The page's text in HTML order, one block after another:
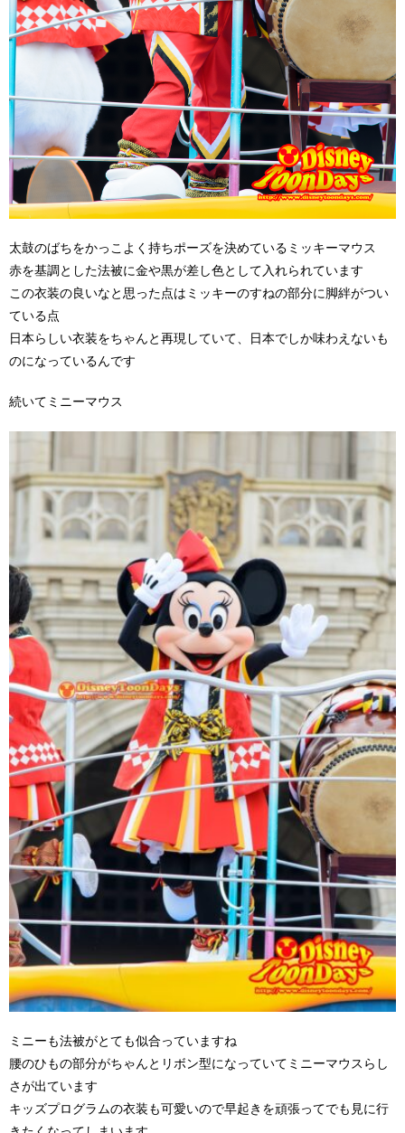
太鼓のばちをかっこよく持ちポーズを決めているミッキーマウス
赤を基調とした法被に金や黒が差し色として入れられています
この衣装の良いなと思った点はミッキーのすねの部分に脚絆がつい
ている点
日本らしい衣装をちゃんと再現していて、日本でしか味わえないも
のになっているんです
続いてミニーマウス
ミニーも法被がとても似合っていますね
腰のひもの部分がちゃんとリボン型になっていてミニーマウスらし
さが出ています
キッズプログラムの衣装も可愛いので早起きを頑張ってでも見に行